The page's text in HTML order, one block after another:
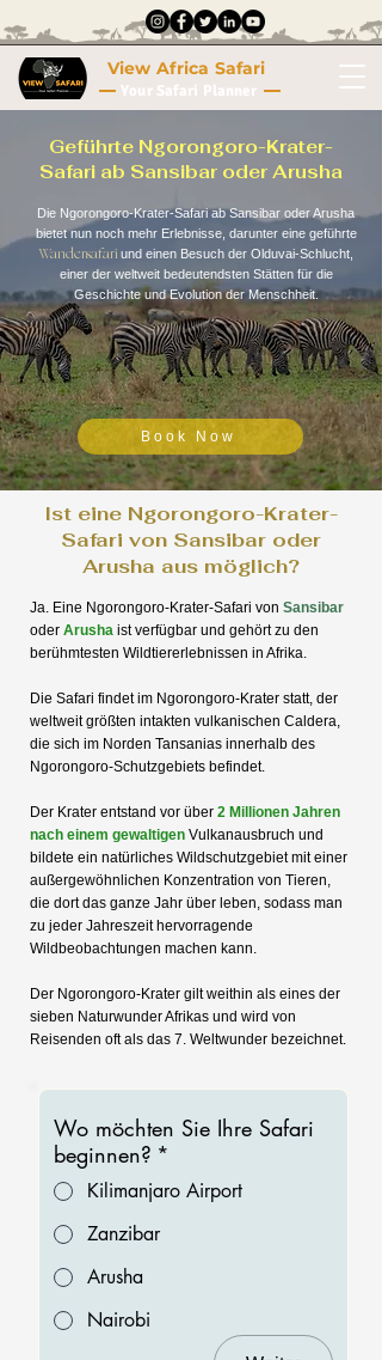
View Africa Safari
Your Safari Planner
Geführte Ngorongoro-Krater-
Safari ab Sansibar oder Arusha
Die Ngorongoro-Krater-Safari ab Sansibar oder Arusha
bietet nun noch mehr Erlebnisse, darunter eine geführte
Wandersafari und einen Besuch der Olduvai-Schlucht,
einer der weltweit bedeutendsten Stätten für die
Geschichte und Evolution der Menschheit.
Book Now
Ist eine Ngorongoro-Krater-
Safari von Sansibar oder
Arusha aus möglich?
Ja. Eine Ngorongoro-Krater-Safari von Sansibar
oder Arusha ist verfügbar und gehört zu den
berühmtesten Wildtiererlebnissen in Afrika.
Die Safari findet im Ngorongoro-Krater statt, der
weltweit größten intakten vulkanischen Caldera,
die sich im Norden Tansanias innerhalb des
Ngorongoro-Schutzgebiets befindet.
Der Krater entstand vor über 2 Millionen Jahren
nach einem gewaltigen Vulkanausbruch und
bildete ein natürliches Wildschutzgebiet mit einer
außergewöhnlichen Konzentration von Tieren,
die dort das ganze Jahr über leben, sodass man
zu jeder Jahreszeit hervorragende
Wildbeobachtungen machen kann.
Der Ngorongoro-Krater gilt weithin als eines der
sieben Naturwunder Afrikas und wird von
Reisenden oft als das 7. Weltwunder bezeichnet.
Wo möchten Sie Ihre Safari
beginnen? *
Kilimanjaro Airport
Zanzibar
Arusha
Nairobi